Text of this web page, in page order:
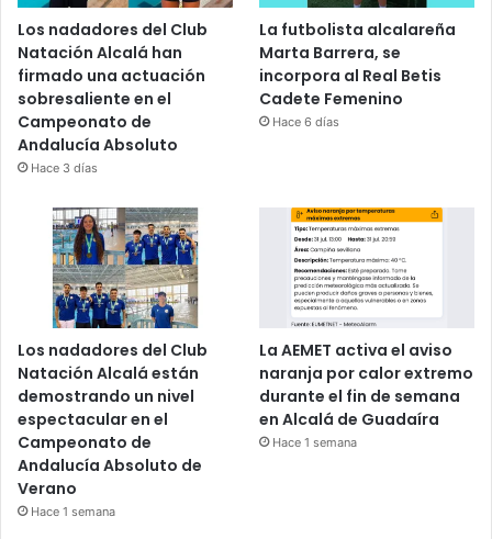
Los nadadores del Club
Natación Alcalá han
firmado una actuación
sobresaliente en el
Campeonato de
Andalucía Absoluto
Hace 3 días
La futbolista alcalareña
Marta Barrera, se
incorpora al Real Betis
Cadete Femenino
Hace 6 días
Los nadadores del Club
Natación Alcalá están
demostrando un nivel
espectacular en el
Campeonato de
Andalucía Absoluto de
Verano
Hace 1 semana
La AEMET activa el aviso
naranja por calor extremo
durante el fin de semana
en Alcalá de Guadaíra
Hace 1 semana